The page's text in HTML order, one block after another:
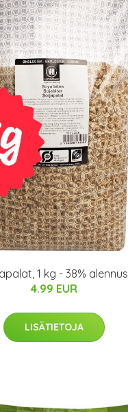
1 kg - 38% alennus
4.99 EUR
LISÄTIETOJA